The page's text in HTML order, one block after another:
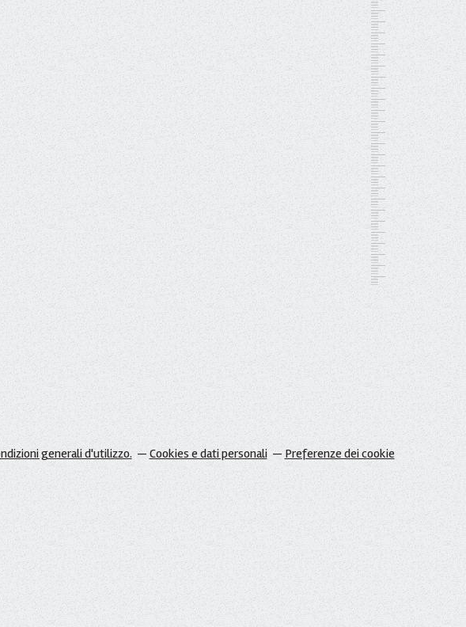
generali d'utilizzo. Cookies e dati personali Preferenze dei cookie